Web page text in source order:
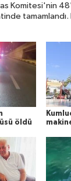
Komitesi'nin
tamamlandı.
öldü